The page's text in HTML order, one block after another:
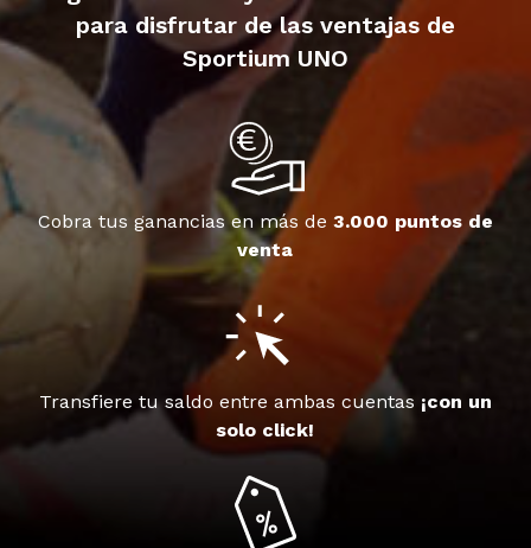
para disfrutar de las ventajas de
Sportium UNO
Cobra tus ganancias en más de 3.000 puntos de
venta
Transfiere tu saldo entre ambas cuentas ¡con un
solo click!